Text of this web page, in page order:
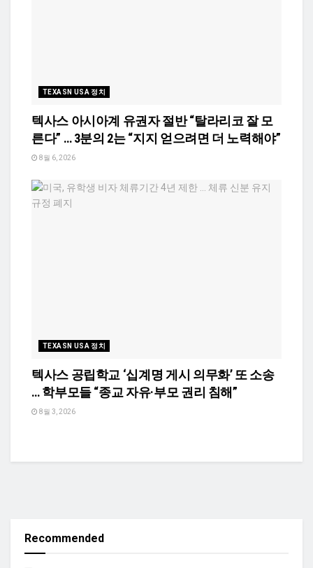
TEXASN USA 정치
텍사스 아시아계 유권자 절반 “탈라리코 잘 모
른다” … 3분의 2는 “지지 얻으려면 더 노력해야”
8월 6, 2026
TEXASN USA 정치
텍사스 공립학교 ‘십계명 게시 의무화’ 또 소송
… 학부모들 “종교 자유·부모 권리 침해”
8월 3, 2026
Recommended